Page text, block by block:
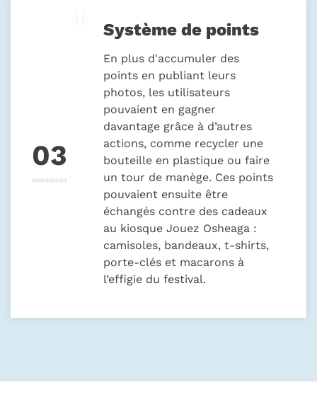
Système de points
En plus d'accumuler des
points en publiant leurs
photos, les utilisateurs
pouvaient en gagner
davantage grâce à d’autres
actions, comme recycler une
bouteille en plastique ou faire
un tour de manège. Ces points
pouvaient ensuite être
échangés contre des cadeaux
au kiosque Jouez Osheaga :
camisoles, bandeaux, t-shirts,
porte-clés et macarons à
l’effigie du festival.